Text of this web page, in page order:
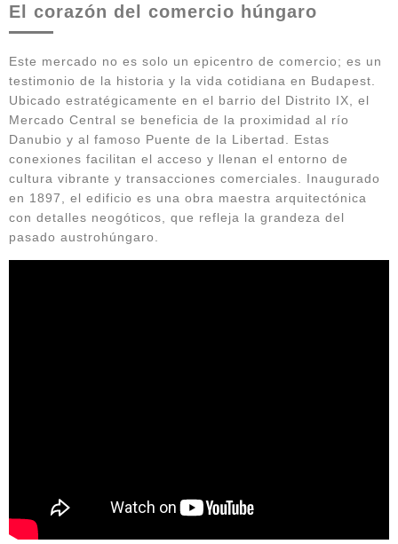
El corazón del comercio húngaro
Este mercado no es solo un epicentro de comercio; es un
testimonio de la historia y la vida cotidiana en Budapest.
Ubicado estratégicamente en el barrio del Distrito IX, el
Mercado Central se beneficia de la proximidad al río
Danubio y al famoso Puente de la Libertad. Estas
conexiones facilitan el acceso y llenan el entorno de
cultura vibrante y transacciones comerciales. Inaugurado
en 1897, el edificio es una obra maestra arquitectónica
con detalles neogóticos, que refleja la grandeza del
pasado austrohúngaro.